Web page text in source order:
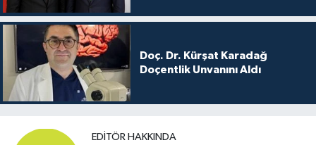
Doç. Dr. Kürşat Karadağ
Doçentlik Unvanını Aldı
EDITÖR HAKKINDA